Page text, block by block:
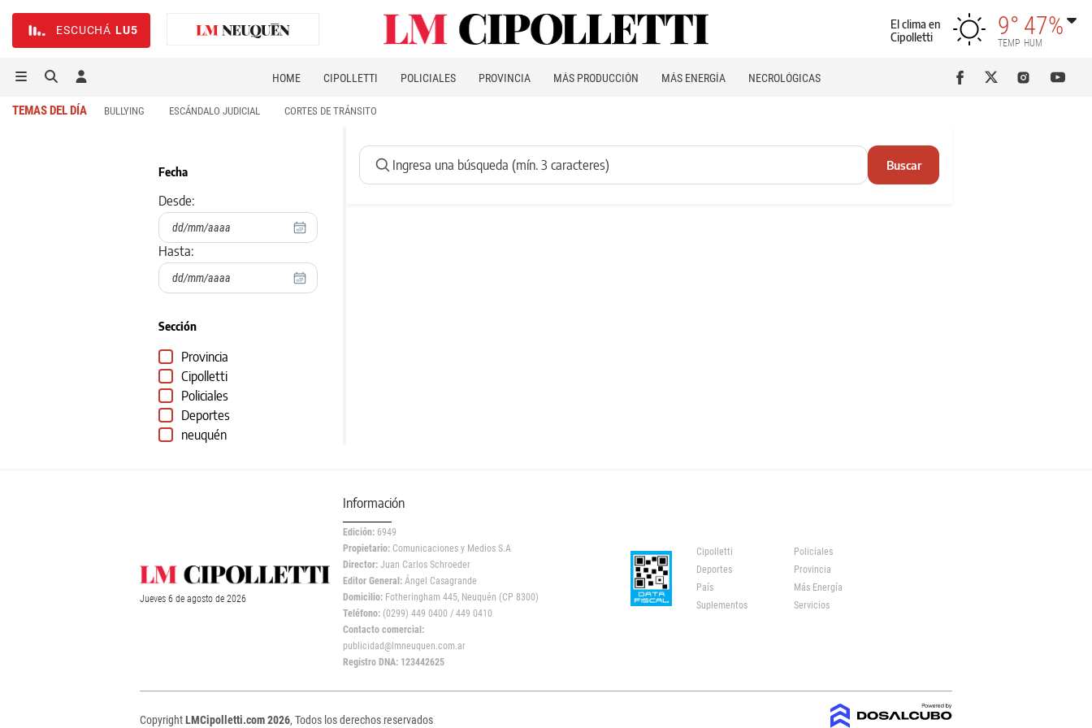
ESCUCHÁ LU5
El clima en
Cipolletti
9°
TEMP
47%
HUM
HOME CIPOLLETTI POLICIALES PROVINCIA MÁS PRODUCCIÓN MÁS ENERGÍA NECROLÓGICAS
TEMAS DEL DÍA BULLYING ESCÁNDALO JUDICIAL CORTES DE TRÁNSITO
Fecha
Desde:
Hasta:
Sección
Provincia
Cipolletti
Policiales
Deportes
neuquén
Buscar
Jueves 6 de agosto de 2026
Información
Edición: 6949
Propietario: Comunicaciones y Medios S.A
Director: Juan Carlos Schroeder
Editor General: Ángel Casagrande
Domicilio: Fotheringham 445, Neuquén (CP 8300)
Teléfono: (0299) 449 0400 / 449 0410
Contacto comercial:
publicidad@lmneuquen.com.ar
Registro DNA: 123442625
Cipolletti
Policiales
Deportes
Provincia
País
Más Energía
Suplementos
Servicios
CopyrightLMCipolletti.com 2026, Todos los derechos reservados